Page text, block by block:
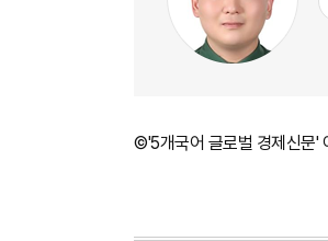
©'5개국어 글로벌 경제신문'